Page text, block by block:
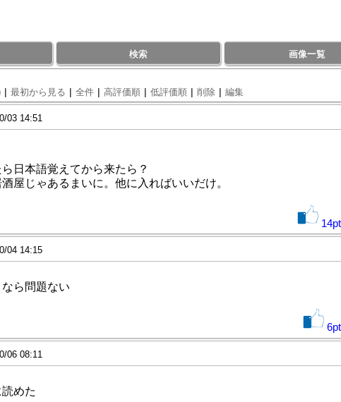
検索 画像一覧
| 最初から見る | 全件 | 高評価順 | 低評価順 | 削除 | 編集
03 14:51
日本語覚えてから来たら？
屋じゃあるまいに。他に入ればいいだけ。
14pt
04 14:15
ら問題ない
6pt
06 08:11
めた